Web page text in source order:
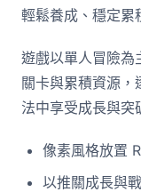
輕鬆養成、穩定累
遊戲以單人冒險為
關卡與累積資源
法中享受成長與突
像素風格放置
以推關成長與